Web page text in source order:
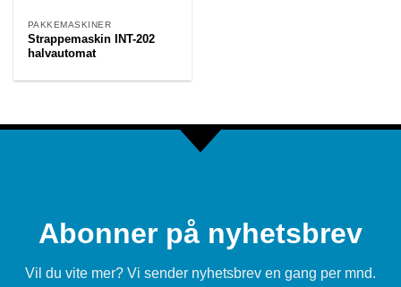
PAKKEMASKINER
Strappemaskin INT-202
halvautomat
Abonner på nyhetsbrev
Vil du vite mer? Vi sender nyhetsbrev en gang per mnd.